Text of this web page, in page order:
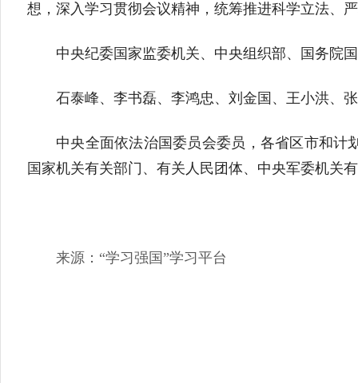
想，深入学习贯彻会议精神，统筹推进科学立法、
中央纪委国家监委机关、中央组织部、国务院
石泰峰、李书磊、李鸿忠、刘金国、王小洪、
中央全面依法治国委员会委员，各省区市和
国家机关有关部门、有关人民团体、中央军委机关
来源：“学习强国”学习平台